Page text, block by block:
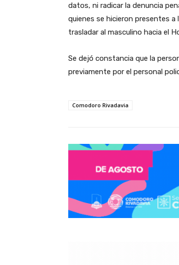
datos, ni radicar la denuncia
quienes se hicieron presentes a
trasladar al masculino hacia el
Se dejó constancia que la
previamente por el personal
Comodoro Rivadavia